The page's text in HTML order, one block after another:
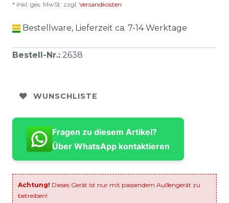
* inkl. ges. MwSt. zzgl. Versandkosten
Bestellware, Lieferzeit ca. 7-14 Werktage
Bestell-Nr.: 2638
WUNSCHLISTE
Fragen zu diesem Artikel?
Über WhatsApp kontaktieren
Achtung! Dieses Gerät ist nur mit passendem Außengerät zu
betreiben!